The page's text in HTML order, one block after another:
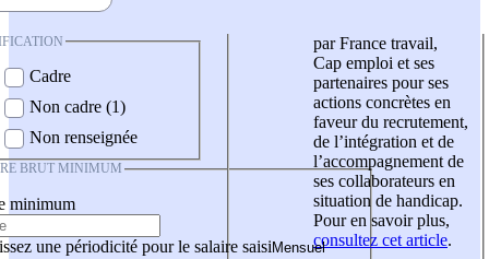
Cadre
Non cadre (1)
Non renseignée
BRUT MINIMUM
minimum
une périodicité pour le salaire saisi
par France travail,
Cap emploi et ses
partenaires pour ses
actions concrètes en
faveur du recrutement,
de l’intégration et de
l’accompagnement de
ses collaborateurs en
situation de handicap.
Pour en savoir plus,
consultez cet article.